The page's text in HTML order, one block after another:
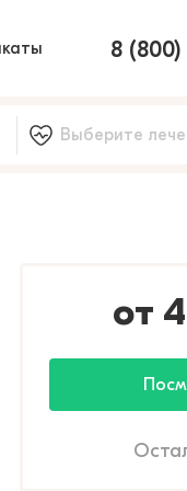
8 (800)
от